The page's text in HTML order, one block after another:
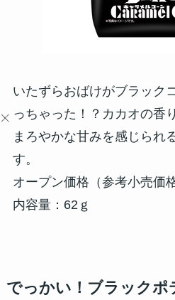
いたずらおばけがブラック
っちゃった！？カカオの香
まろやかな甘みを感じられ
す。
オープン価格（参考小売価
内容量：62ｇ
でっかい！ブラックポ